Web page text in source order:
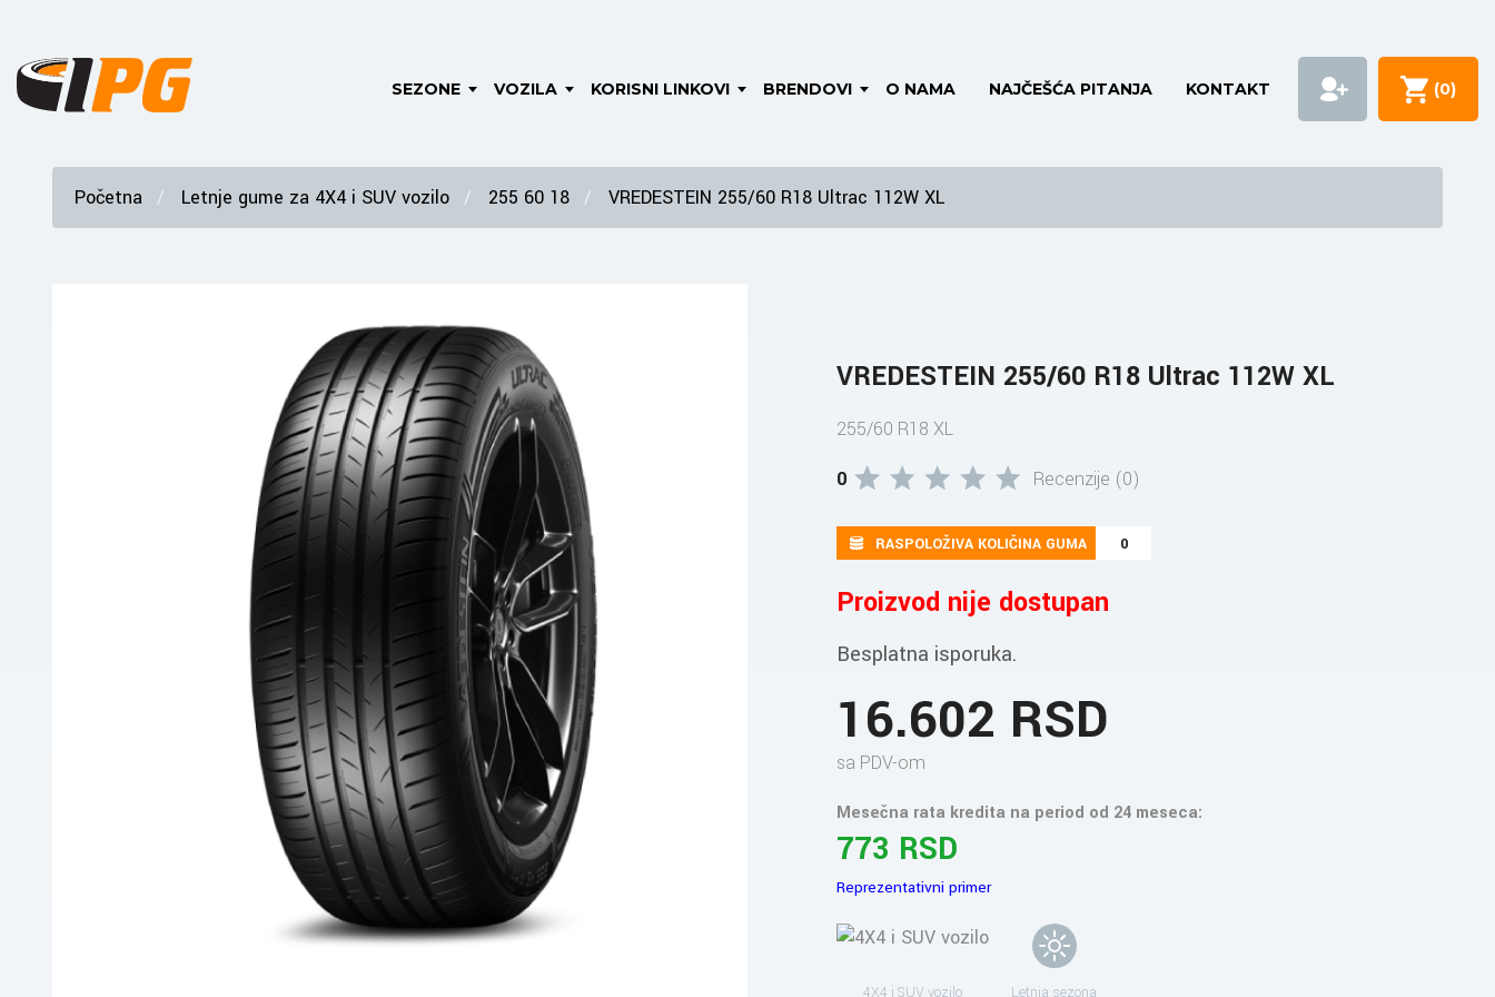
SEZONE VOZILA KORISNI LINKOVI BRENDOVI O NAMA NAJČEŠĆA PITANJA KONTAKT (0)
Početna Letnje gume za 4X4 i SUV vozilo 255 60 18 VREDESTEIN 255/60 R18 Ultrac 112W XL
VREDESTEIN 255/60 R18 Ultrac 112W XL
255/60 R18 XL
0
Recenzije (0)
RASPOLOŽIVA KOLIČINA GUMA 0
Proizvod nije dostupan
Besplatna isporuka.
16.602 RSD
sa PDV-om
Mesečna rata kredita na period od 24 meseca:
773 RSD
Reprezentativni primer
4X4 i SUV vozilo Letnja sezona